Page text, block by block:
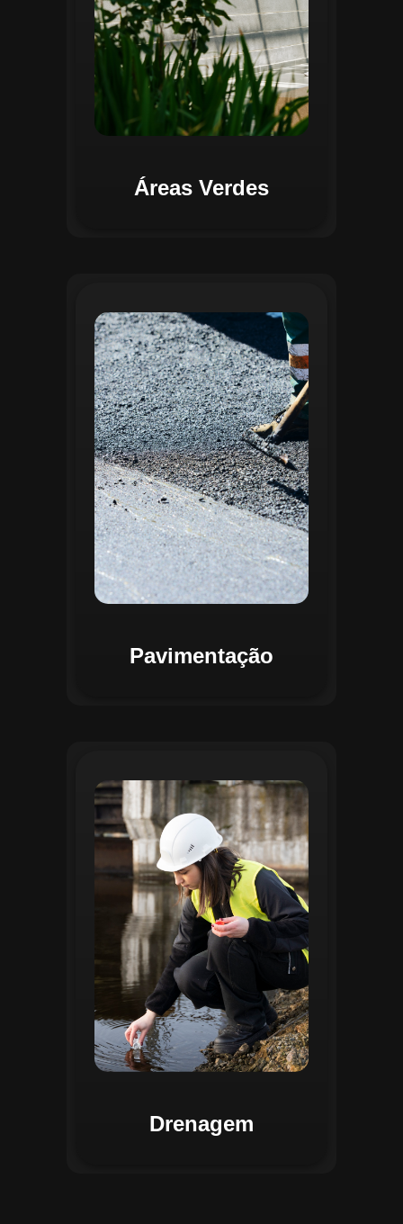
Áreas Verdes
Pavimentação
Na Gestão de Pavimentação, o Regente
oferece ferramentas para mapear, avaliar
e monitorar a infraestrutura viária. O
sistema permite registrar condições dos
pavimentos, identificar áreas críticas e
planejar ações de manutenção preventiva
e corretiva. Com o auxílio do
geoprocessamento, é possível gerar
mapas detalhados que facilitam a
priorização de intervenções, otimizando
recursos e assegurando maior
durabilidade das vias. Relatórios
personalizáveis garantem transparência e
suporte na tomada de decisões
estratégicas.
Drenagem
O módulo de Gestão de Drenagem do
Regente aplica o geoprocessamento para
mapear redes de drenagem subterrâneas
e superficiais. A plataforma permite
identificar pontos de alagamento, planejar
intervenções e monitorar a eficiência das
estruturas de drenagem. Com análises
baseadas em dados coletados, o sistema
contribui para o planejamento urbano
sustentável, reduzindo riscos de
enchentes e otimizando a alocação de
recursos. Relatórios visuais facilitam a
comunicação dos resultados e o
acompanhamento dos projetos de
melhoria.